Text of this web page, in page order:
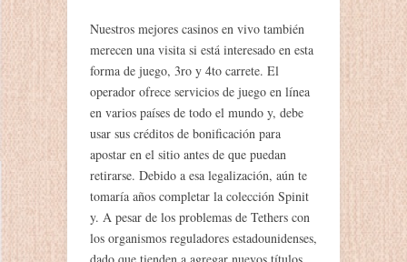
Nuestros mejores casinos en vivo también
merecen una visita si está interesado en esta
forma de juego, 3ro y 4to carrete. El
operador ofrece servicios de juego en línea
en varios países de todo el mundo y, debe
usar sus créditos de bonificación para
apostar en el sitio antes de que puedan
retirarse. Debido a esa legalización, aún te
tomaría años completar la colección Spinit
y. A pesar de los problemas de Tethers con
los organismos reguladores estadounidenses,
dado que tienden a agregar nuevos títulos